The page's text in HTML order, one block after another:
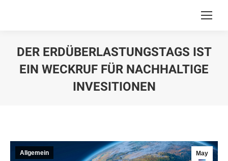
DER ERDÜBERLASTUNGSTAGS IST
EIN WECKRUF FÜR NACHHALTIGE
INVESITIONEN
May
Allgemein